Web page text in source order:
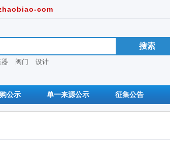
com
阀门 设计
公示 单一来源公示 征集公告